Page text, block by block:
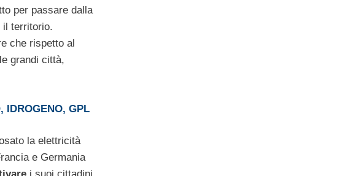
per passare dalla
il territorio.
che rispetto al
grandi città,
IDROGENO, GPL
la elettricità
e Germania